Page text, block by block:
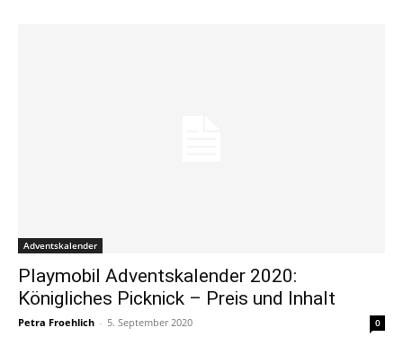
Adventskalender
Playmobil Adventskalender 2020:
Königliches Picknick – Preis und Inhalt
Petra Froehlich - 5. September 2020 0